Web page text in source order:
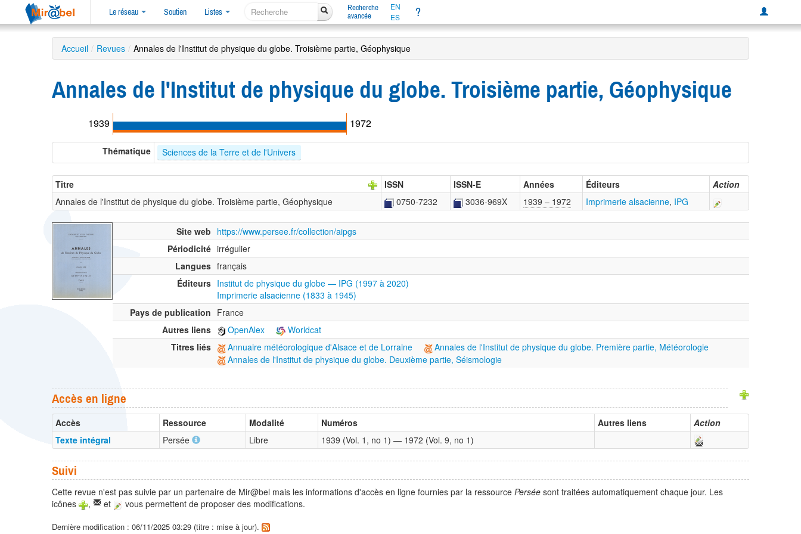
Le réseau Soutien Listes
Recherche
avancée
EN
ES
?
Accueil / Revues / Annales de l'Institut de physique du globe. Troisième partie, Géophysique
Annales de l'Institut de physique du globe. Troisième partie, Géophysique
1939 1972
Thématique Sciences de la Terre et de l'Univers
Titre ISSN ISSN-E Années Éditeurs
Action
Annales de l'Institut de physique du globe. Troisième partie, Géophysique
0750-7232 3036-969X 1939 – 1972 Imprimerie alsacienne, IPG
Site web https://www.persee.fr/collection/aipgs
Périodicité irrégulier
Langues français
Éditeurs Institut de physique du globe — IPG (1997 à 2020)
Imprimerie alsacienne (1833 à 1945)
Pays de publication France
Autres liens
OpenAlex
Worldcat
Titres liés
Annuaire météorologique d'Alsace et de Lorraine
Annales de l'Institut de physique du globe. Première partie, Météorologie
Annales de l'Institut de physique du globe. Deuxième partie, Séismologie
Accès en ligne
Accès Ressource Modalité Numéros Autres liens
Action
Texte intégral
Persée Libre 1939 (Vol. 1, no 1) — 1972 (Vol. 9, no 1)
Suivi
Cette revue n'est pas suivie par un partenaire de Mir@bel mais les informations d'accès en ligne fournies par la ressource Persée sont traitées automatiquement chaque jour. Les
icônes
, et vous permettent de proposer des modifications.
Dernière modification : 06/11/2025 03:29 (titre : mise à jour).